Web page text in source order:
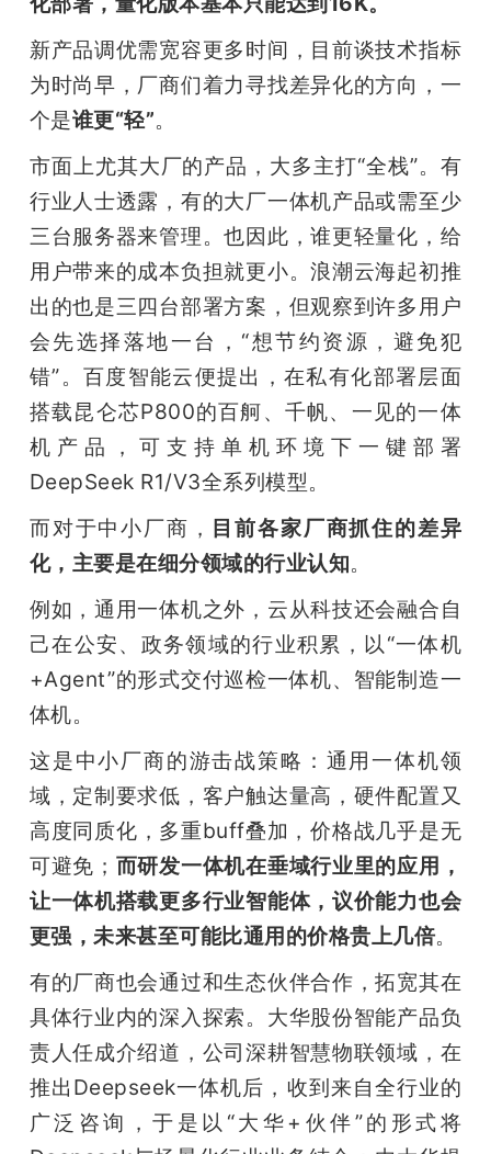
新产品调优需宽容更多时间，目前谈技术指标
为时尚早，厂商们着力寻找差异化的方向，一
个是谁更“轻”。
市面上尤其大厂的产品，大多主打“全栈”。有
行业人士透露，有的大厂一体机产品或需至少
三台服务器来管理。也因此，谁更轻量化，给
用户带来的成本负担就更小。浪潮云海起初推
出的也是三四台部署方案，但观察到许多用户
会先选择落地一台，“想节约资源，避免犯
错”。百度智能云便提出，在私有化部署层面
搭载昆仑芯P800的百舸、千帆、一见的一体
机产品，可支持单机环境下一键部署
DeepSeek R1/V3全系列模型。
而对于中小厂商， 目前各家厂商抓住的差异
化，主要是在细分领域的行业认知。
例如，通用一体机之外，云从科技还会融合自
己在公安、政务领域的行业积累，以“一体机
+Agent”的形式交付巡检一体机、智能制造一
体机。
这是中小厂商的游击战策略：通用一体机领
域，定制要求低，客户触达量高，硬件配置又
高度同质化，多重buff叠加，价格战几乎是无
可避免； 而研发一体机在垂域行业里的应用，
让一体机搭载更多行业智能体，议价能力也会
更强，未来甚至可能比通用的价格贵上几倍。
有的厂商也会通过和生态伙伴合作，拓宽其在
具体行业内的深入探索。大华股份智能产品负
责人任成介绍道，公司深耕智慧物联领域，在
推出Deepseek一体机后，收到来自全行业的
广泛咨询，于是以“大华+伙伴”的形式将